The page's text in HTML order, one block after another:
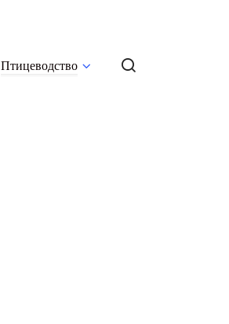
Птицеводство